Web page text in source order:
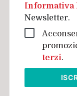
Informativa
Newsletter.
terzi.